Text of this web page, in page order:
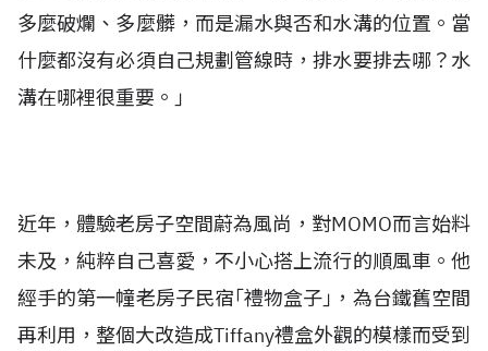
多麼破爛、多麼髒，而是漏水與否和水溝的位置。當
什麼都沒有必須自己規劃管線時，排水要排去哪？水
溝在哪裡很重要。｣
近年，體驗老房子空間蔚為風尚，對MOMO而言始料
未及，純粹自己喜愛，不小心搭上流行的順風車。他
經手的第一幢老房子民宿｢禮物盒子｣，為台鐵舊空間
再利用，整個大改造成Tiffany禮盒外觀的模樣而受到